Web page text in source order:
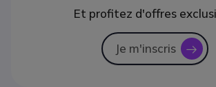
Et profitez d'offres
Je m'inscris icon